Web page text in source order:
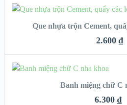
QUICK
THÊM VÀO GIỎ
Que nhựa trộn Cement,
2.600₫
QUICK
ĐỌC TIẾP
Banh miệng chữ C
6.300₫